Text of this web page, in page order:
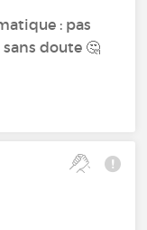
: pas
doute 🤔